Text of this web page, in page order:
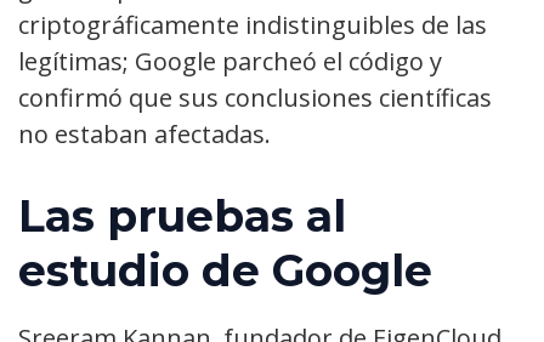
criptográficamente indistinguibles de las
legítimas; Google parcheó el código y
confirmó que sus conclusiones científicas
no estaban afectadas.
Las pruebas al
estudio de Google